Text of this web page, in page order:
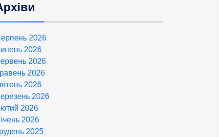
2026
2026
2026
2026
2026
2026
2026
2026
2025